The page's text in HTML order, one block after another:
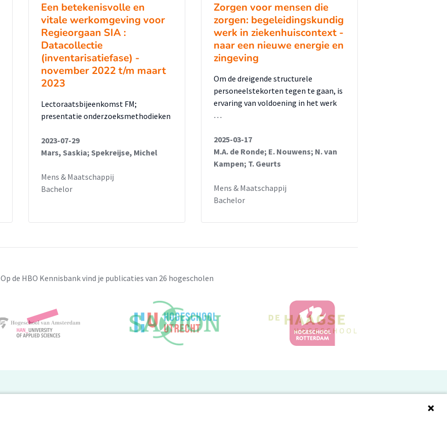
Een betekenisvolle en
vitale werkomgeving voor
Regieorgaan SIA :
Datacollectie
(inventarisatiefase) -
november 2022 t/m maart
2023
Lectoraatsbijeenkomst FM;
presentatie onderzoeksmethodieken
2023-07-29
Mars, Saskia; Spekreijse, Michel
Mens & Maatschappij
Bachelor
Zorgen voor mensen die
zorgen: begeleidingskundig
werk in ziekenhuiscontext -
naar een nieuwe energie en
zingeving
Om de dreigende structurele
personeelstekorten tegen te gaan, is
ervaring van voldoening in het werk
…
2025-03-17
M.A. de Ronde; E. Nouwens; N. van
Kampen; T. Geurts
Mens & Maatschappij
Bachelor
Op de HBO Kennisbank vind je publicaties van 26 hogescholen